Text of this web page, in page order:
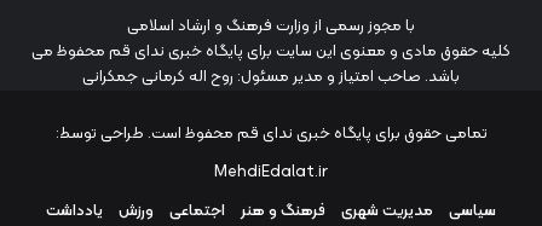
با مجوز رسمی از وزارت فرهنگ و ارشاد اسلامی
کلیه حقوق مادی و معنوی این سایت برای پایگاه خبری ندای قم محفوظ می
باشد. صاحب امتیاز و مدیر مسئول: روح اله کرمانی جمکرانی
تمامی حقوق برای پایگاه خبری ندای قم محفوظ است. طراحی توسط:
MehdiEdalat.ir
سیاسی
مدیریت شهری فرهنگ و هنر اجتماعی ورزش یادداشت